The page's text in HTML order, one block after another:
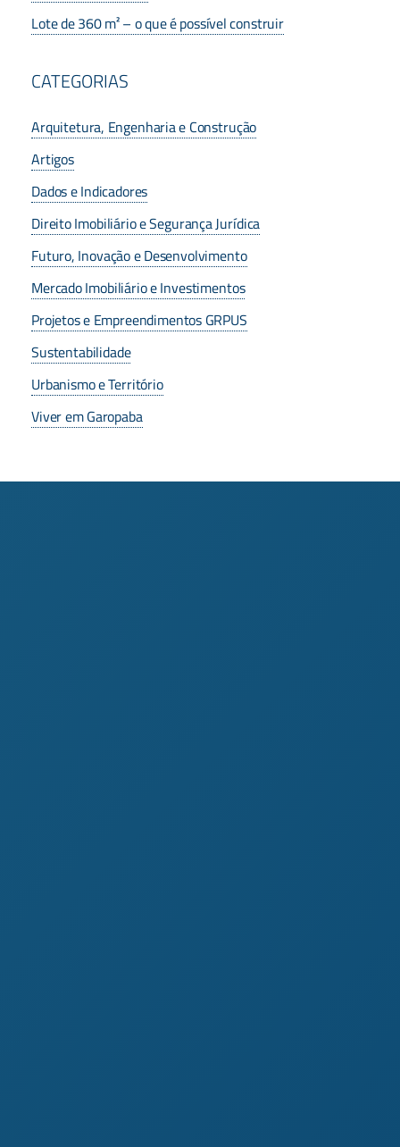
Lote de 360 m² – o que é possível construir
CATEGORIAS
Arquitetura, Engenharia e Construção
Artigos
Dados e Indicadores
Direito Imobiliário e Segurança Jurídica
Futuro, Inovação e Desenvolvimento
Mercado Imobiliário e Investimentos
Projetos e Empreendimentos GRPUS
Sustentabilidade
Urbanismo e Território
Viver em Garopaba